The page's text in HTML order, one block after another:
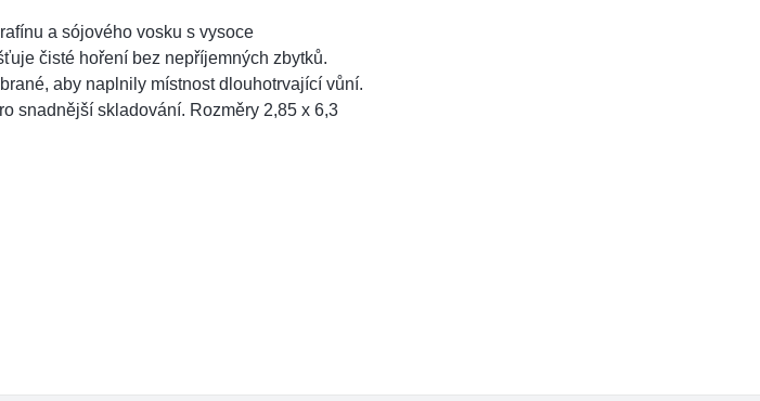
a sójového vosku s vysoce
čisté hoření bez nepříjemných zbytků.
aby naplnily místnost dlouhotrvající vůní.
snadnější skladování. Rozměry 2,85 x 6,3